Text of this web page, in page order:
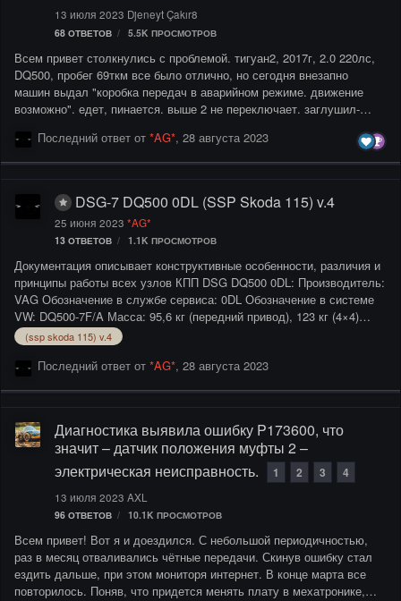
13 июля 2023 Djeneyt Çakır8
68 ОТВЕТОВ 5.5K ПРОСМОТРОВ
Всем привет столкнулись с проблемой. тигуан2, 2017г, 2.0 220лс,
DQ500, пробег 69ткм все было отлично, но сегодня внезапно
машин выдал "коробка передач в аварийном режиме. движение
возможно". едет, пинается. выше 2 не переключает. заглушил-
дольше "остывает" коробка, тем больше потом проезжает. изучил
кучу форумов зарубежных и наших, все пишут о заказе с АЛИ
кто-то сам делал? порекомендуйте сервис в Москве по ремонту ?
Последний ответ от *AG*, 28 августа 2023
DSG-7 DQ500 0DL (SSP Skoda 115) v.4
25 июня 2023 *AG*
13 ОТВЕТОВ 1.1K ПРОСМОТРОВ
Документация описывает конструктивные особенности, различия и
принципы работы всех узлов КПП DSG DQ500 0DL: Производитель:
VAG Обозначение в службе сервиса: 0DL Обозначение в системе
VW: DQ500-7F/A Масса: 95,6 кг (передний привод), 123 кг (4×4)
Число передач: 7 + 1 (семь передач для движения вперёд +
передача заднего хода) Передаваемый крутящий момент: до 600
Нм Конструкция сцепления: Крутящий момент передаётся с
Tiptronic Контур циркуляции масла: Общий контур системы смазки
коробки передач и блока Mechatronik Охлаждение масла: Ма…
Последний ответ от *AG*, 28 августа 2023
(ssp skoda 115) v.4
Диагностика выявила ошибку P173600, что
значит – датчик положения муфты 2 –
электрическая неисправность.
1 2 3 4
13 июля 2023 AXL
96 ОТВЕТОВ 10.1K ПРОСМОТРОВ
Всем привет! Вот я и доездился. С небольшой периодичностью,
раз в месяц отваливались чётные передачи. Скинув ошибку стал
ездить дальше, при этом мониторя интернет. В конце марта все
повторилось. Поняв, что придется менять плату в мехатронике,